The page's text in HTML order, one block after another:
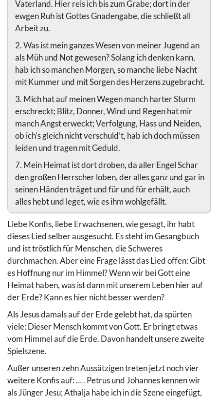
Vaterland. Hier reis ich bis zum Grabe; dort in der
ewgen Ruh ist Gottes Gnadengabe, die schließt all
Arbeit zu.
2. Was ist mein ganzes Wesen von meiner Jugend an
als Müh und Not gewesen? Solang ich denken kann,
hab ich so manchen Morgen, so manche liebe Nacht
mit Kummer und mit Sorgen des Herzens zugebracht.
3. Mich hat auf meinen Wegen manch harter Sturm
erschreckt; Blitz, Donner, Wind und Regen hat mir
manch Angst erweckt; Verfolgung, Hass und Neiden,
ob ich’s gleich nicht verschuld’t, hab ich doch müssen
leiden und tragen mit Geduld.
7. Mein Heimat ist dort droben, da aller Engel Schar
den großen Herrscher loben, der alles ganz und gar in
seinen Händen träget und für und für erhält, auch
alles hebt und leget, wie es ihm wohlgefällt.
Liebe Konfis, liebe Erwachsenen, wie gesagt, ihr habt
dieses Lied selber ausgesucht. Es steht im Gesangbuch
und ist tröstlich für Menschen, die Schweres
durchmachen. Aber eine Frage lässt das Lied offen: Gibt
es Hoffnung nur im Himmel? Wenn wir bei Gott eine
Heimat haben, was ist dann mit unserem Leben hier auf
der Erde? Kann es hier nicht besser werden?
Als Jesus damals auf der Erde gelebt hat, da spürten
viele: Dieser Mensch kommt von Gott. Er bringt etwas
vom Himmel auf die Erde. Davon handelt unsere zweite
Spielszene.
Außer unseren zehn Aussätzigen treten jetzt noch vier
weitere Konfis auf: … . Petrus und Johannes kennen wir
als Jünger Jesu; Athalja habe ich in die Szene eingefügt,